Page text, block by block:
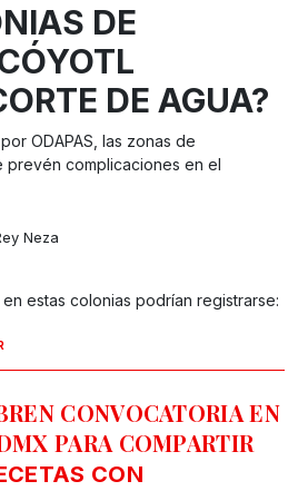
DE
DE AGUA?
ODAPAS, las zonas de
complicaciones en el
Neza
estas colonias podrían registrarse:
CONVOCATORIA EN
PARA COMPARTIR
CON